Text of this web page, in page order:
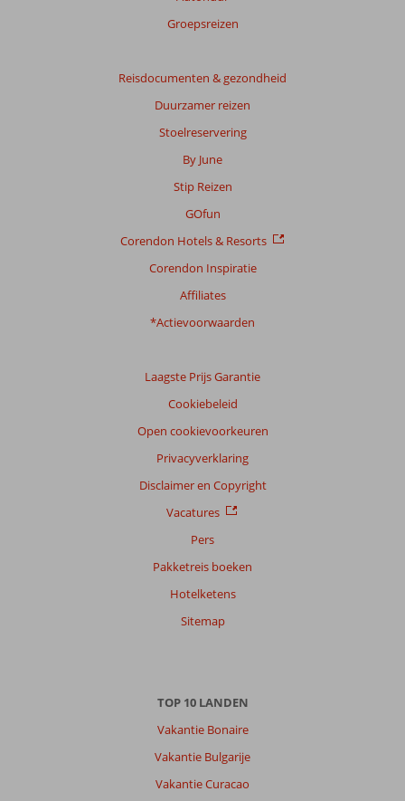
Groepsreizen
Reisdocumenten & gezondheid
Duurzamer reizen
Stoelreservering
By June
Stip Reizen
GOfun
Corendon Hotels & Resorts
Corendon Inspiratie
Affiliates
*Actievoorwaarden
Laagste Prijs Garantie
Cookiebeleid
Open cookievoorkeuren
Privacyverklaring
Disclaimer en Copyright
Vacatures
Pers
Pakketreis boeken
Hotelketens
Sitemap
TOP 10 LANDEN
Vakantie Bonaire
Vakantie Bulgarije
Vakantie Curacao